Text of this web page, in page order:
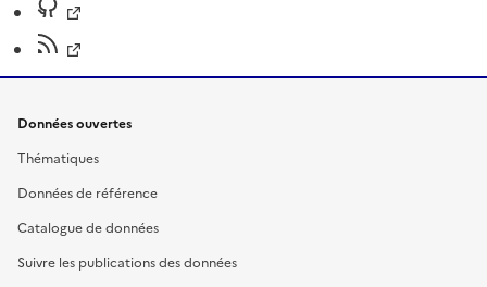
Données ouvertes
Thématiques
Données de référence
Catalogue de données
Suivre les publications des données